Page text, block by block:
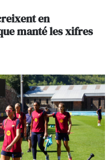
en
manté les xifres